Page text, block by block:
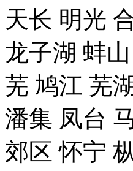
天长 明光
龙子湖 蚌
芜 鸠江 芜
潘集 凤台
郊区 怀宁